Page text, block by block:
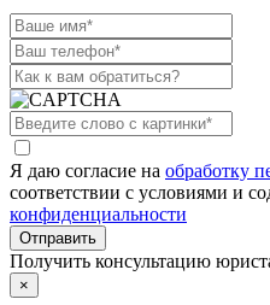
Я даю согласие на обработку
соответствии с условиями и
конфиденциальности
Получить консультацию
×